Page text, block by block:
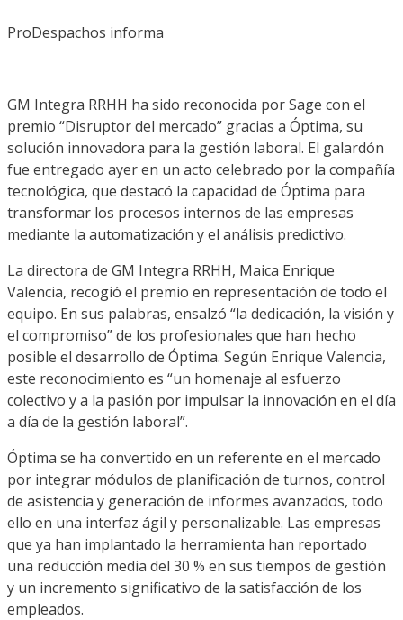
ProDespachos informa
GM Integra RRHH ha sido reconocida por Sage con el
premio “Disruptor del mercado” gracias a Óptima, su
solución innovadora para la gestión laboral. El galardón
fue entregado ayer en un acto celebrado por la compañía
tecnológica, que destacó la capacidad de Óptima para
transformar los procesos internos de las empresas
mediante la automatización y el análisis predictivo.
La directora de GM Integra RRHH, Maica Enrique
Valencia, recogió el premio en representación de todo el
equipo. En sus palabras, ensalzó “la dedicación, la visión y
el compromiso” de los profesionales que han hecho
posible el desarrollo de Óptima. Según Enrique Valencia,
este reconocimiento es “un homenaje al esfuerzo
colectivo y a la pasión por impulsar la innovación en el día
a día de la gestión laboral”.
Óptima se ha convertido en un referente en el mercado
por integrar módulos de planificación de turnos, control
de asistencia y generación de informes avanzados, todo
ello en una interfaz ágil y personalizable. Las empresas
que ya han implantado la herramienta han reportado
una reducción media del 30 % en sus tiempos de gestión
y un incremento significativo de la satisfacción de los
empleados.